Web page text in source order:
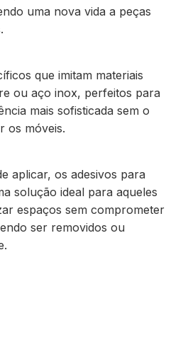
uma nova vida a peças
que imitam materiais
ou aço inox, perfeitos para
mais sofisticada sem o
os móveis.
aplicar, os adesivos para
solução ideal para aqueles
espaços sem comprometer
ser removidos ou